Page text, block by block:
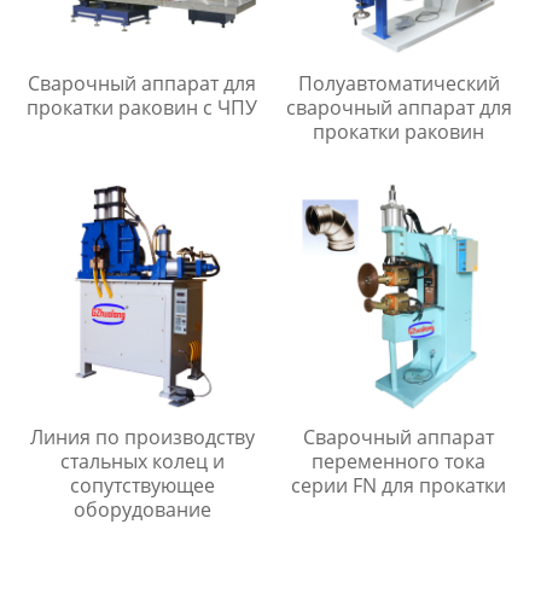
Сварочный аппарат для
прокатки раковин с ЧПУ
Полуавтоматический
сварочный аппарат для
прокатки раковин
Линия по производству
стальных колец и
сопутствующее
оборудование
Сварочный аппарат
переменного тока
серии FN для прокатки